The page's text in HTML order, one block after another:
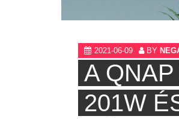
2021-06-09 BY
A QNAP
201W